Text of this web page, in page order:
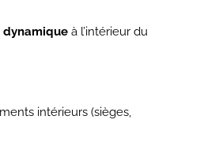
à l’intérieur du
intérieurs (sièges,